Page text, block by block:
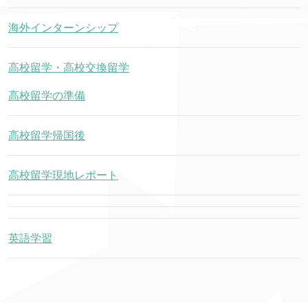
海外インターンシップ
高校留学・高校交換留学
高校留学の準備
高校留学帰国後
高校留学現地レポート
英語学習